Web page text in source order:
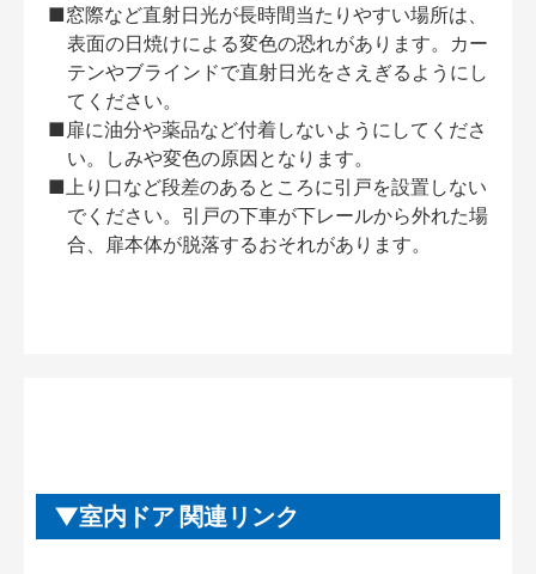
■窓際など直射日光が長時間当たりやすい場所は、
表面の日焼けによる変色の恐れがあります。カー
テンやブラインドで直射日光をさえぎるようにし
てください。
■扉に油分や薬品など付着しないようにしてくださ
い。しみや変色の原因となります。
■上り口など段差のあるところに引戸を設置しない
でください。引戸の下車が下レールから外れた場
合、扉本体が脱落するおそれがあります。
室内ドア 関連リンク